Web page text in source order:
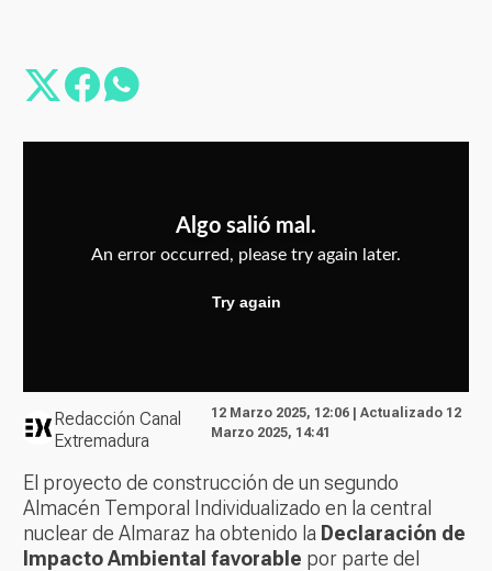
Redacción Canal
Extremadura
12 Marzo 2025, 12:06 | Actualizado 12
Marzo 2025, 14:41
El proyecto de construcción de un segundo
Almacén Temporal Individualizado en la central
nuclear de Almaraz ha obtenido la Declaración de
Impacto Ambiental favorable por parte del